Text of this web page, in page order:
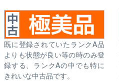
既に登録されていたランクA品
よりも状態が良い等の時のみ登
録する、ランクAの中でも特に
きれいな中古品です。